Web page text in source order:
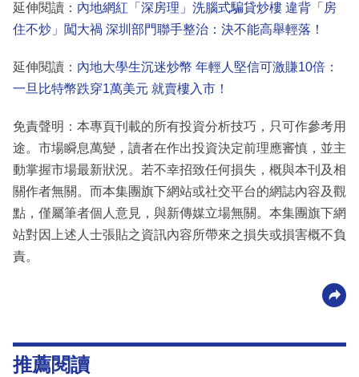
延伸閱讀： 內地網紅「深房理」洗腦式騙貸炒樓 違背「房
住不炒」闖大禍 深圳部門聯手整治：決不能高舉輕落！
延伸閱讀： 內地大學生沉迷炒幣 年輕人堅信可激賺10倍：
一旦比特幣跌穿1萬美元 就賣樓入市！
免責聲明：本專頁刊載的所有投資分析技巧，只可作參考用
途。市場瞬息萬變，讀者在作出投資決定前理應審慎，並主
動掌握市場最新狀況。若不幸招致任何損失，概與本刊及相
關作者無關。而本集團旗下網站或社交平台的網誌內容及觀
點，僅屬筆者個人意見，與新傳媒立場無關。本集團旗下網
站對因上述人士張貼之資訊內容所帶來之損失或損害概不負
責。
推薦閱讀